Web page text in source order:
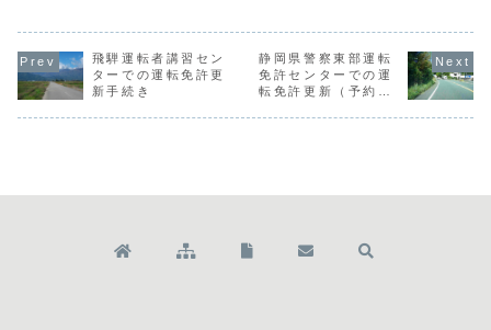
す。このうち大泉
運転免許更新手続
きは次のとおりで
す。大泉交通安全
協会のアクセス所
在地〒３７０－０
ては一部を除きま
県運転免許センタ
ーでの運転免許更
新手続きは次のと
おりです。高知県
運転免許センター
けています。ただ
対応できる免許の
種類が異なりま
す。北九州自動車
運転免許試験場の
アクセス所在地〒
飛騨運転者講習セン
ターでの運転免許更
新手続き
静岡県警察東部運転
免許センターでの運
転免許更新（予約